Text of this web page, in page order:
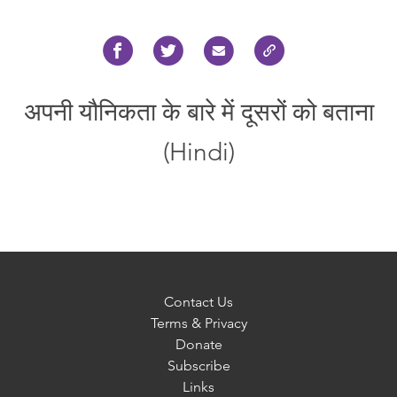
अपनी यौनिकता के बारे में दूसरों को बताना
(Hindi)
Contact Us
Terms & Privacy
Donate
Subscribe
Links